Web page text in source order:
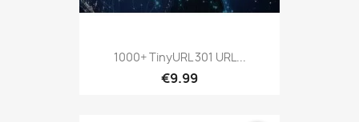
1000+ TinyURL 301 URL...
€9.99